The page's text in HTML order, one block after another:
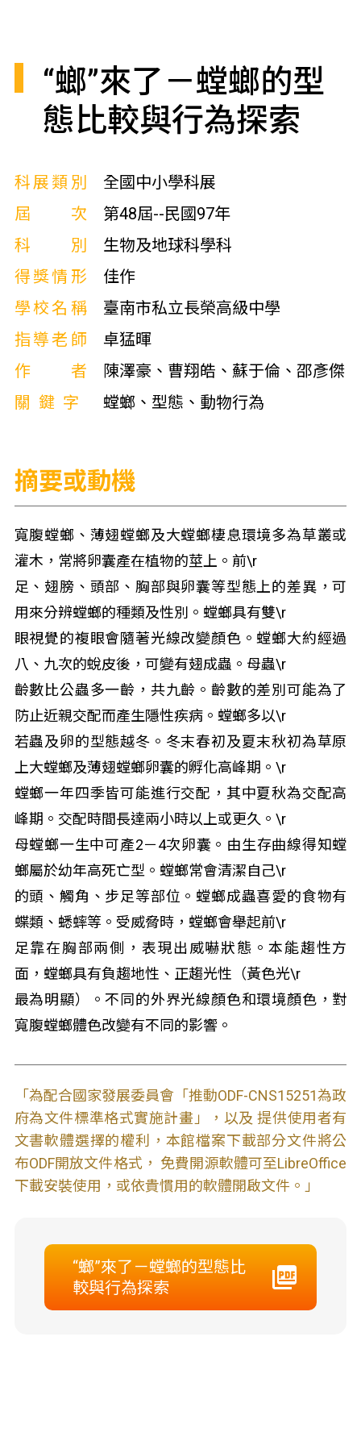
“螂”來了－螳螂的型
態比較與行為探索
科展類別
全國中小學科展
屆次
第48屆--民國97年
科別
生物及地球科學科
得獎情形
佳作
學校名稱
臺南市私立長榮高級中學
指導老師
卓猛暉
作者
陳澤豪、曹翔皓、蘇于倫、邵彥傑
關鍵字
螳螂、型態、動物行為
摘要或動機
寬腹螳螂、薄翅螳螂及大螳螂棲息環境多為草叢或
灌木，常將卵囊產在植物的莖上。前\r
足、翅膀、頭部、胸部與卵囊等型態上的差異，可
用來分辨螳螂的種類及性別。螳螂具有雙\r
眼視覺的複眼會隨著光線改變顏色。螳螂大約經過
八、九次的蛻皮後，可變有翅成蟲。母蟲\r
齡數比公蟲多一齡，共九齡。齡數的差別可能為了
防止近親交配而產生隱性疾病。螳螂多以\r
若蟲及卵的型態越冬。冬末春初及夏末秋初為草原
上大螳螂及薄翅螳螂卵囊的孵化高峰期。\r
螳螂一年四季皆可能進行交配，其中夏秋為交配高
峰期。交配時間長達兩小時以上或更久。\r
母螳螂一生中可產2－4次卵囊。由生存曲線得知螳
螂屬於幼年高死亡型。螳螂常會清潔自己\r
的頭、觸角、步足等部位。螳螂成蟲喜愛的食物有
蝶類、蟋蟀等。受威脅時，螳螂會舉起前\r
足靠在胸部兩側，表現出威嚇狀態。本能趨性方
面，螳螂具有負趨地性、正趨光性（黃色光\r
最為明顯）。不同的外界光線顏色和環境顏色，對
寬腹螳螂體色改變有不同的影響。
「為配合國家發展委員會「推動ODF-CNS15251為政
府為文件標準格式實施計畫」，以及 提供使用者有
文書軟體選擇的權利，本館檔案下載部分文件將公
布ODF開放文件格式， 免費開源軟體可至LibreOffice
下載安裝使用，或依貴慣用的軟體開啟文件。」
“螂”來了－螳螂的型態比
較與行為探索